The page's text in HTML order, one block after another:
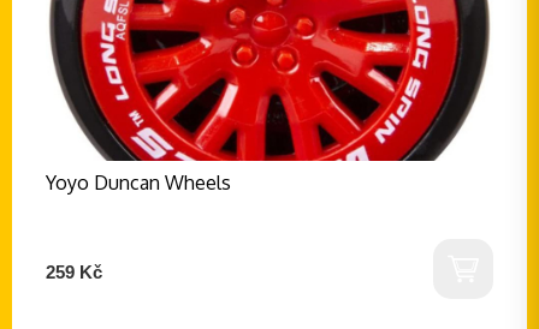
Yoyo Duncan Wheels
259 Kč